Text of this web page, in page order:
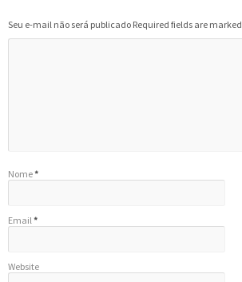
Seu e-mail não será publicado Required fields are marked
Nome*
Email *
Website